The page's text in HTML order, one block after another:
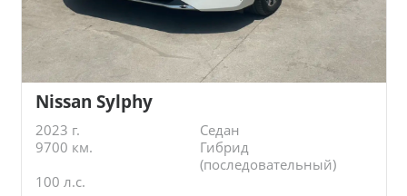
Nissan Sylphy
2023 г.
Седан
9700 км.
Гибрид
(последовательный)
100 л.с.